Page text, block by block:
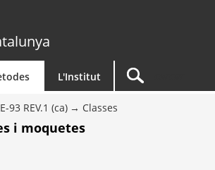
L'Institut
93 REV.1 (ca) Classes
i moquetes